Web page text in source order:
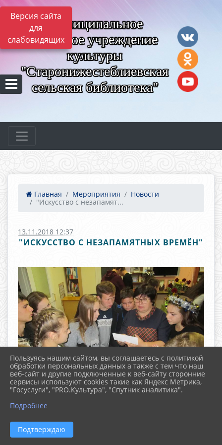
Версия сайта
для
слабовидящих
Муниципальное
казённое учреждение
культуры
"Старонижестеблиевская
сельская библиотека"
Главная Мероприятия
Новости
"Искусство с незапамят...
13.11.2018 12:37
"ИСКУССТВО С НЕЗАПАМЯТНЫХ ВРЕМЁН"
Пользуясь нашим сайтом, вы соглашаетесь с политикой
обработки персональных данных а также с тем что наш
веб-сайт и другие подключенные к веб-сайту сторонние
сервисы используют cookies такие как Яндекс Метрика,
"Госуслуги", "PRO.Культура", "Спутник аналитика".
Подробнее
Подтверждаю